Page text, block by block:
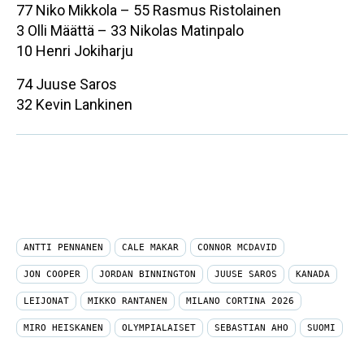
77 Niko Mikkola – 55 Rasmus Ristolainen
3 Olli Määttä – 33 Nikolas Matinpalo
10 Henri Jokiharju
74 Juuse Saros
32 Kevin Lankinen
ANTTI PENNANEN CALE MAKAR CONNOR MCDAVID
JON COOPER JORDAN BINNINGTON JUUSE SAROS KANADA
LEIJONAT MIKKO RANTANEN MILANO CORTINA 2026
MIRO HEISKANEN OLYMPIALAISET SEBASTIAN AHO SUOMI